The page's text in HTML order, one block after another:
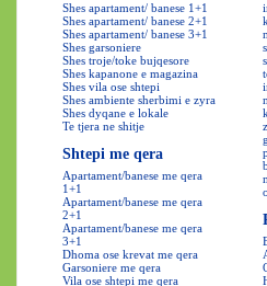
Shes apartament/ banese 1+1
Shes apartament/ banese 2+1
Shes apartament/ banese 3+1
Shes garsoniere
Shes troje/toke bujqesore
Shes kapanone e magazina
Shes vila ose shtepi
Shes ambiente sherbimi e zyra
Shes dyqane e lokale
Te tjera ne shitje
Shtepi me qera
Apartament/banese me qera
1+1
Apartament/banese me qera
2+1
Apartament/banese me qera
3+1
Dhoma ose krevat me qera
Garsoniere me qera
Vila ose shtepi me qera